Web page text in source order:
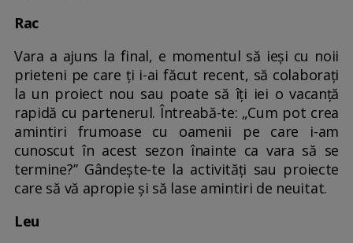
Rac
Vara a ajuns la final, e momentul să ieși cu noii
prieteni pe care ți i-ai făcut recent, să colaborați
la un proiect nou sau poate să îți iei o vacanță
rapidă cu partenerul. Întreabă-te: „Cum pot crea
amintiri frumoase cu oamenii pe care i-am
cunoscut în acest sezon înainte ca vara să se
termine?” Gândește-te la activități sau proiecte
care să vă apropie și să lase amintiri de neuitat.
Leu